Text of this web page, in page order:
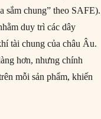
sắm chung” theo SAFE).
duy trì các dây
tài chung của châu Âu.
hơn, nhưng chính
mỗi sản phẩm, khiến